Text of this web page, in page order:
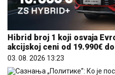
Hibrid broj 1 koji osvaja
akcijskoj ceni od 19.990€
03. 08. 2026 13:23